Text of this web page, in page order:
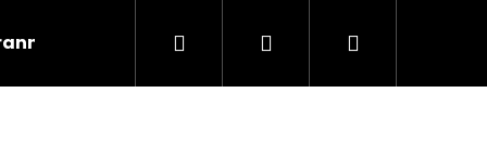
špičkou Kontakt Obuv dle profese
Hledat PřihlášeníNákupní